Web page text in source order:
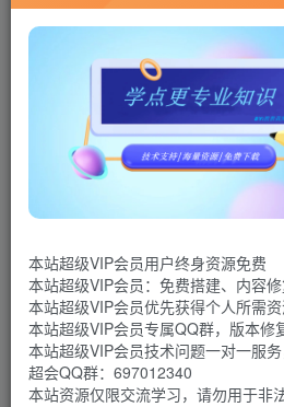
联网教程： 内附教程
单机教程： 内附教程
不懂的话联系客服！！！
航天模拟器让玩家能够感受到
的乐趣，逼真的图形和物理效果，
现实火箭发射到中太空的整个过程
游戏截图
本站超级VIP会员用户终身资源免费
本站超级VIP会员：免费搭建、内容
本站超级VIP会员优先获得个人所需
本站超级VIP会员专属QQ群，版本修
本站超级VIP会员技术问题一对一服
超会QQ群：697012340
本站资源仅限交流学习，请勿用于非